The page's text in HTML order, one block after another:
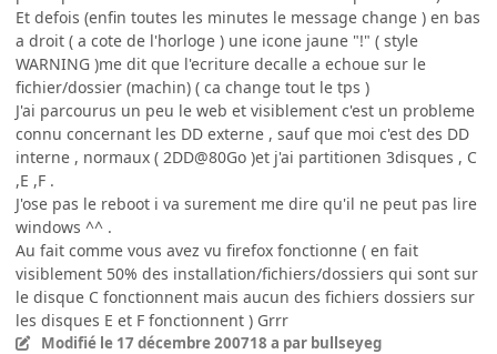
Et defois (enfin toutes les minutes le message change ) en bas
a droit ( a cote de l'horloge ) une icone jaune "!" ( style
WARNING )me dit que l'ecriture decalle a echoue sur le
fichier/dossier (machin) ( ca change tout le tps )
J'ai parcourus un peu le web et visiblement c'est un probleme
connu concernant les DD externe , sauf que moi c'est des DD
interne , normaux ( 2DD@80Go )et j'ai partitionen 3disques , C
,E ,F .
J'ose pas le reboot i va surement me dire qu'il ne peut pas lire
windows ^^ .
Au fait comme vous avez vu firefox fonctionne ( en fait
visiblement 50% des installation/fichiers/dossiers qui sont sur
le disque C fonctionnent mais aucun des fichiers dossiers sur
les disques E et F fonctionnent ) Grrr
Modifié le 17 décembre 200718 a par bullseyeg